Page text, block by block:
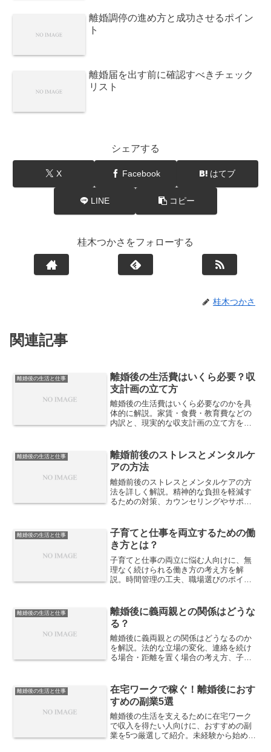
離婚調停の進め方と成功させるポイン
ト
離婚届を出す前に確認すべきチェック
リスト
シェアする
X Facebook はてブ
LINE コピー
桂木つかさをフォローする
桂木つかさ
関連記事
離婚後の生活と仕事
離婚後の生活費はいくら必要？収
支計画の立て方
離婚後の生活費はいくら必要なのかを具
体的に解説。家賃・食費・教育費などの
内訳と、現実的な収支計画の立て方を整
離婚後の生活と仕事
離婚前後のストレスとメンタルケ
アの方法
離婚前後のストレスとメンタルケアの方
法を詳しく解説。精神的な負担を軽減す
るための対策、カウンセリングやサポー
離婚後の生活と仕事
子育てと仕事を両立するための働
き方とは？
子育てと仕事の両立に悩む人向けに、無
理なく続けられる働き方の考え方を解
説。時間管理の工夫、職場選びのポイン
介します。
離婚後の生活と仕事
離婚後に義両親との関係はどうな
る？
離婚後に義両親との関係はどうなるのか
を解説。法的な立場の変化、連絡を続け
る場合・距離を置く場合の考え方、子ど
離婚後の生活と仕事
在宅ワークで稼ぐ！離婚後におす
すめの副業5選
離婚後の生活を支えるために在宅ワーク
で収入を得たい人向けに、おすすめの副
業を5つ厳選して紹介。未経験から始めや